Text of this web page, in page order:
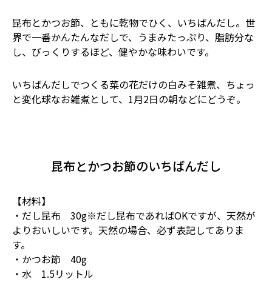
昆布とかつお節、ともに乾物でひく、いちばんだし。世
界で一番かんたんなだしで、うまみたっぷり、脂肪分な
し、びっくりするほど、健やかな味わいです。
いちばんだしでつくる菜の花だけの白みそ雑煮、ちょっ
と変化球なお雑煮として、1月2日の朝などにどうぞ。
昆布とかつお節のいちばんだし
【材料】
・だし昆布 30g※だし昆布であればOKですが、天然が
よりおいしいです。天然の場合、必ず表記してありま
す。
・かつお節 40g
・水 1.5リットル